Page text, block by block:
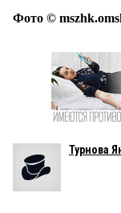
Фото ©
Турнова